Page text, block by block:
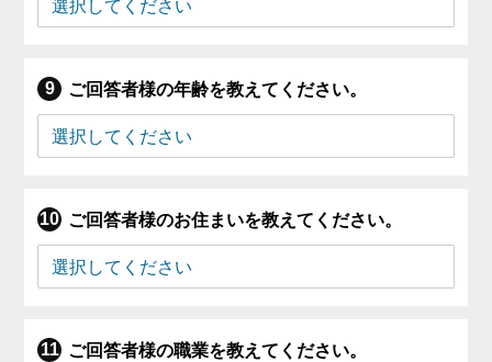
ご回答者様の年齢を教えてください。
ご回答者様のお住まいを教えてください。
ご回答者様の職業を教えてください。